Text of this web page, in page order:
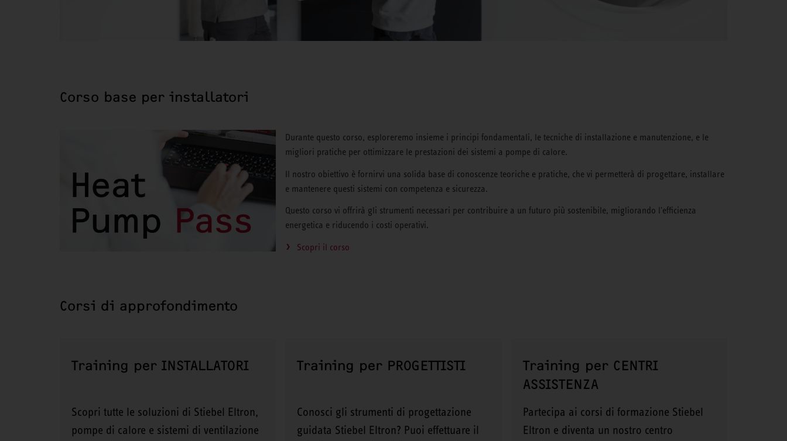
Corso base per installatori
Durante questo corso, esploreremo insieme i principi fondamentali, le tecniche di installazione e manutenzione, e le
migliori pratiche per ottimizzare le prestazioni dei sistemi a pompe di calore.
Il nostro obiettivo è fornirvi una solida base di conoscenze teoriche e pratiche, che vi permetterà di progettare, installare
e mantenere questi sistemi con competenza e sicurezza.
Questo corso vi offrirà gli strumenti necessari per contribuire a un futuro più sostenibile, migliorando l'efficienza
energetica e riducendo i costi operativi.
Scopri il corso
Corsi di approfondimento
Training per INSTALLATORI
Scopri tutte le soluzioni di Stiebel Eltron,
pompe di calore e sistemi di ventilazione
Training per PROGETTISTI
Conosci gli strumenti di progettazione
guidata Stiebel Eltron? Puoi effettuare il
Training per CENTRI
ASSISTENZA
Partecipa ai corsi di formazione Stiebel
Eltron e diventa un nostro centro